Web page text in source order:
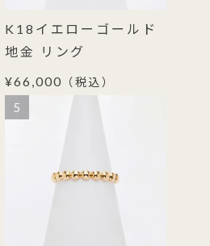
K18イエローゴールド
地金 リング
¥66,000 （税込）
5